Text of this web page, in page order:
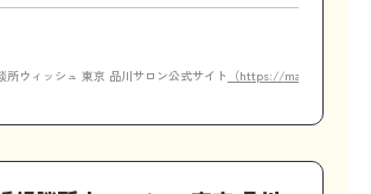
所ウィッシュ 東京 品川サロン公式サイト （https://marriageclub-